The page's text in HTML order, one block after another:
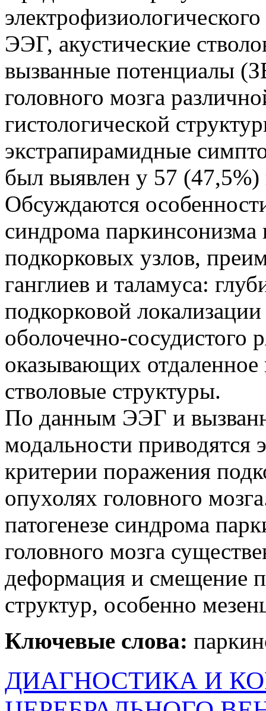
ЭЭГ, акустические
вызванные потенциалы
головного мозга
гистологической
экстрапирамидные
был выявлен у 57 (47,5%)
Обсуждаются
синдрома
подкорковых узлов,
ганглиев и таламуса:
подкорковой
оболочечно-сосудистого
оказывающих отдаленное
стволовые структуры.
По данным ЭЭГ и
модальности приводятся
критерии поражения
опухолях головного
патогенезе синдрома
головного мозга
деформация и смещение
структур, особенно
Ключевые слова:
ДИАГНОСТИКА И